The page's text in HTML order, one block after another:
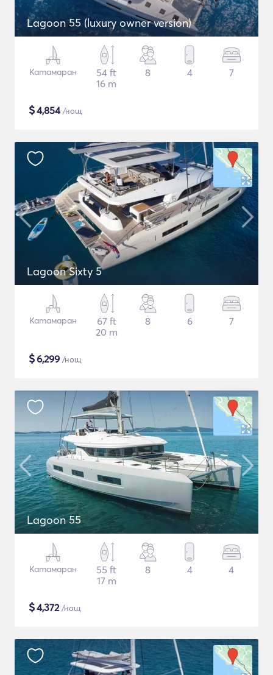
Lagoon 55 (luxury owner version)
Катамаран
54 ft
16 m
8 4 7
$4,854/нощ
Lagoon Sixty 5
Катамаран
67 ft
20 m
8 6 7
$6,299 /нощ
Lagoon 55
Катамаран
55 ft
17 m
8 4 4
$4,372/нощ